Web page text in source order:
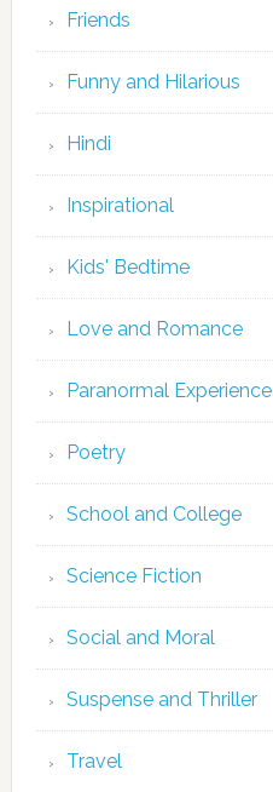
Friends
Funny and Hilarious
Hindi
Inspirational
Kids' Bedtime
Love and Romance
Paranormal Experience
Poetry
School and College
Science Fiction
Social and Moral
Suspense and Thriller
Travel